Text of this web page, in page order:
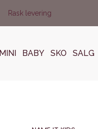
Rask levering
MINI BABY SKO SALG